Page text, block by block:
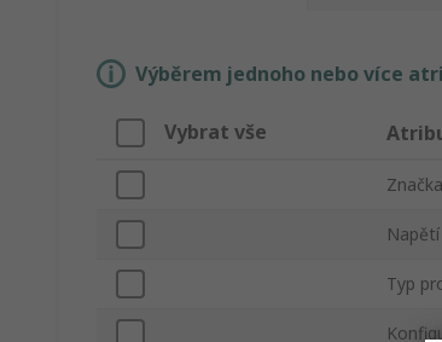
Výběrem jednoho nebo více
Vybrat vše
Značka
Typ